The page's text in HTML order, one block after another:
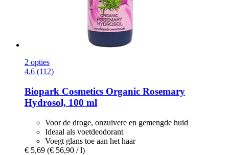
2 opties
4.6 (112)
Biopark Cosmetics Organic Rosemary
Hydrosol, 100 ml
Voor de droge, onzuivere en gemengde huid
Ideaal als voetdeodorant
Voegt glans toe aan het haar
€ 5,69 (€ 56,90 / l)